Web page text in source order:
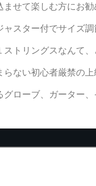
ませて楽しむ方にお
ャスター付でサイズ
ストリングスなんて
らない初心者厳禁の
ローブ、ガーター